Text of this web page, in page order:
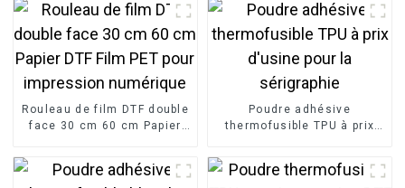
Rouleau de film DTF double
face 30 cm 60 cm Papier
Poudre adhésive
thermofusible TPU à prix